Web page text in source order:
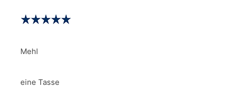
Mehl
eine Tasse